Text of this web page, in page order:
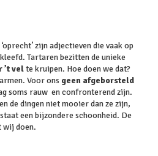
‘oprecht’ zijn adjectieven die vaak op
Tartaren bezitten de unieke
’t velte kruipen. Hoe doen we dat?
Voor ons geen afgeborsteld
soms rauw en confronterend zijn.
de dingen niet mooier dan ze zijn,
een bijzondere schoonheid. De
doen.